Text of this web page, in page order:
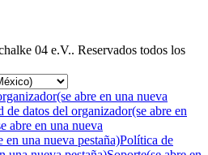
04 e.V.. Reservados todos los
(se abre en una nueva
de datos del organizador(se abre en
abre en una nueva
en una nueva pestaña)Política de